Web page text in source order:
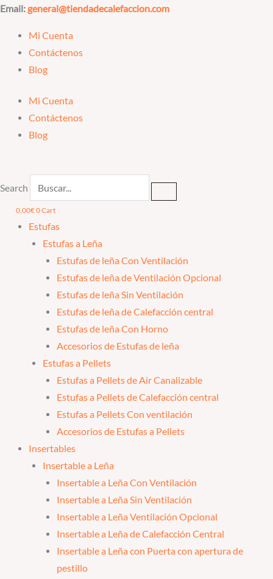
Ir
contenido
Email:general@tiendadecalefaccion.com
Mi Cuenta
Contáctenos
Blog
Mi Cuenta
Contáctenos
Blog
Search
0,00€0Cart
Estufas
Estufas a Leña
Estufas de leña Con Ventilación
Estufas de leña de Ventilación Opcional
Estufas de leña Sin Ventilación
Estufas de leña de Calefacción central
Estufas de leña Con Horno
Accesorios de Estufas de leña
Estufas a Pellets
Estufas a Pellets de Air Canalizable
Estufas a Pellets de Calefacción central
Estufas a Pellets Con ventilación
Accesorios de Estufas a Pellets
Insertables
Insertable a Leña
Insertable a Leña Con Ventilación
Insertable a Leña Sin Ventilación
Insertable a Leña Ventilación Opcional
Insertable a Leña de Calefacción Central
Insertable a Leña con Puerta con apertura de
pestillo